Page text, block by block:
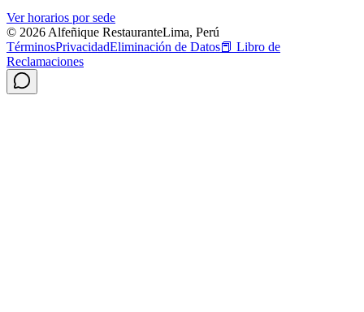
Ver horarios por sede
© 2026 Alfeñique RestauranteLima, Perú
TérminosPrivacidadEliminación de Datos📕 Libro de
Reclamaciones